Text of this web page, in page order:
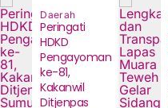
Daerah
Peringati
HDKD
Pengayoman
ke-81,
Kakanwil
Ditjenpas